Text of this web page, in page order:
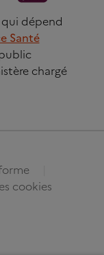
dépend
Santé
chargé
cookies